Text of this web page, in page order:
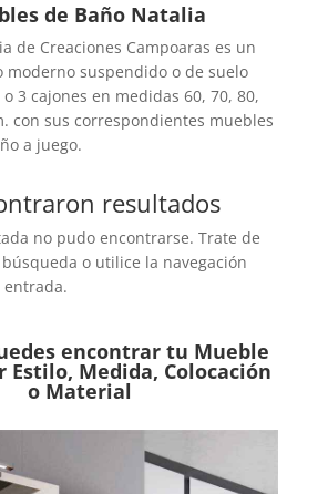
de Baño Natalia
de Creaciones Campoaras es un
moderno suspendido o de suelo
3 cajones en medidas 60, 70, 80,
con sus correspondientes muebles
a juego.
resultados
no pudo encontrarse. Trate de
o utilice la navegación
entrada.
encontrar tu Mueble
Estilo, Medida, Colocación
o Material